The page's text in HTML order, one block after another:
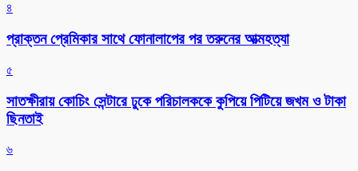
৪
প্রাক্তন প্রেমিকার সাথে ফোনালাপের পর তরুনের আত্মহত্যা
৫
সাতক্ষীরায় কোচিং সেন্টারে ঢুকে পরিচালককে কুপিয়ে পিটিয়ে জখম ও টাকা
ছিনতাই
৬